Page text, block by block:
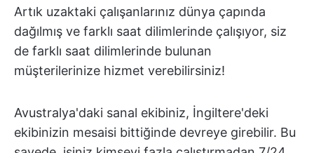
Artık uzaktaki çalışanlarınız dünya çapında
dağılmış ve farklı saat dilimlerinde çalışıyor, siz
de farklı saat dilimlerinde bulunan
müşterilerinize hizmet verebilirsiniz!
Avustralya'daki sanal ekibiniz, İngiltere'deki
ekibinizin mesaisi bittiğinde devreye girebilir. Bu